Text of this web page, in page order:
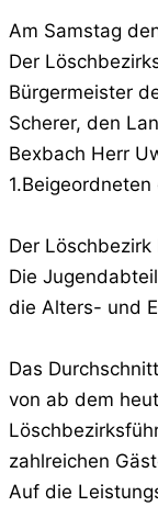
Am Samstag
Der
Bürgermeister
Scherer, den
Bexbach Herr
Der
Die
die Alters- und
Das
von ab dem
zahlreichen
Auf die